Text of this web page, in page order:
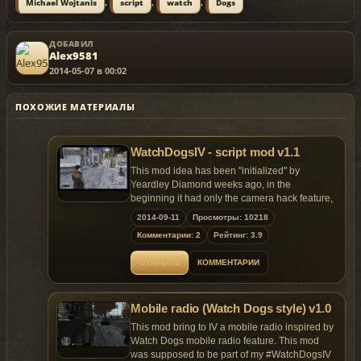
Michael Wojtanis script watch Dogs
ДОБАВИЛ
Alex9581
2014-05-07 в 00:02
ПОХОЖИЕ МАТЕРИАЛЫ
WatchDogsIV - script mod v1.1
This mod idea has been "initialized" by
Yeardley Diamond weeks ago, in the
beginning it had only the camera hack feature,
but inspired by ac.amir new (w.i.p.) Aiden
Pearce model with animated coat i created
more features inspired by the Watch Dogs
game. Ac.amir also helped with the custom
animations.
-To have the squared map, install the squared
map option or use one that you prefer, for
example, the squared map by XForceP
-To have the map on right + hide the original
wanted stars and weapon icon, install the first
2014-09-11
Просмотры: 10218
Комментарии: 2
Рейтинг: 3.9
ОТКРЫТЬ КОММЕНТАРИИ
Mobile radio (Watch Dogs style) v1.0
This mod bring to IV a mobile radio inspired by
Watch Dogs mobile radio feature. This mod
was supposed to be part of my #WatchDogsIV